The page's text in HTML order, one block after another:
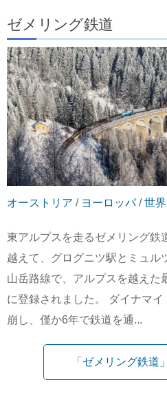
ゼメリング鉄道
オーストリア / ヨーロッパ/世
東アルプスを走るゼメリング鉄
越えて、グログニツ駅とミュル
山岳路線で、アルプスを越えた
に登録されました。 ダイナマ
崩し、僅か6年で鉄道を通...
「ゼメリング鉄道